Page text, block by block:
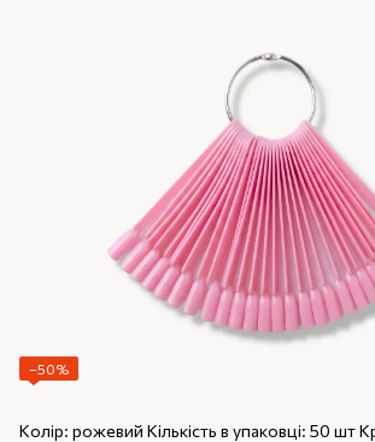
−50%
Колір: рожевий Кількість в упаковці: 50 шт